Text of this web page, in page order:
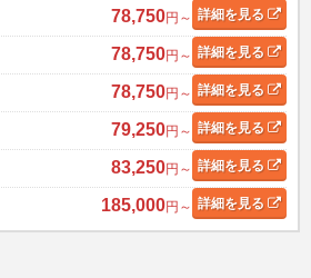
78,750円～ 詳細を見る
78,750円～ 詳細を見る
78,750円～ 詳細を見る
79,250円～ 詳細を見る
83,250円～ 詳細を見る
185,000円～ 詳細を見る